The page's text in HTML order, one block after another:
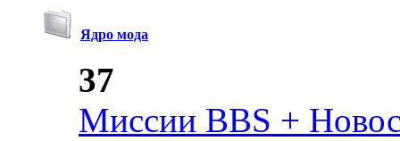
Ядро мода
37
Миссии BBS +